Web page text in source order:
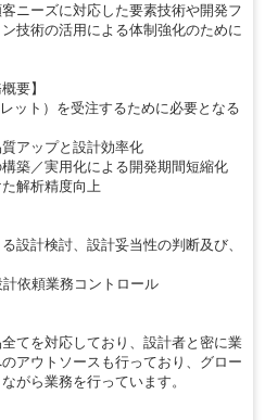
ニーズに対応した要素技術や開発フ
技術の活用による体制強化のために
要】
ット）を受注するために必要となる
アップと設計効率化
築／実用化による開発期間短縮化
解析精度向上
設計検討、設計妥当性の判断及び、
依頼業務コントロール
てを対応しており、設計者と密に業
アウトソースも行っており、グロー
がら業務を行っています。